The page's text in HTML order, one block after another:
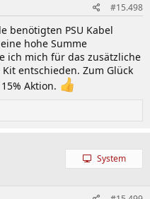
#15.498
benötigten PSU Kabel
hohe Summe
ich mich für das zusätzliche
Kit entschieden. Zum Glück
Aktion.
System